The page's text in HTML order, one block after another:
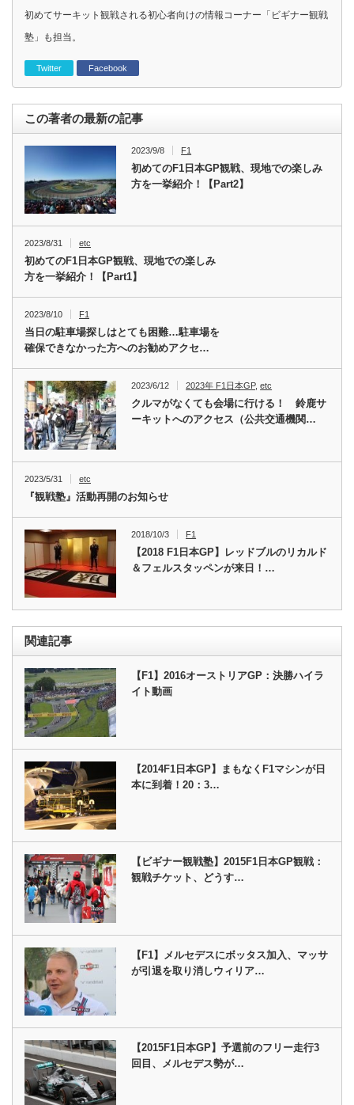
初めてサーキット観戦される初心者向けの情報コーナー「ビギナー観戦
塾」も担当。
Twitter Facebook
この著者の最新の記事
2023/9/8 F1
初めてのF1日本GP観戦、現地での楽しみ
方を一挙紹介！【Part2】
2023/8/31 etc
初めてのF1日本GP観戦、現地での楽しみ
方を一挙紹介！【Part1】
2023/8/10 F1
当日の駐車場探しはとても困難…駐車場を
確保できなかった方へのお勧めアクセ…
2023/6/12 2023年 F1日本GP,etc
クルマがなくても会場に行ける！ 鈴鹿サ
ーキットへのアクセス（公共交通機関…
2023/5/31 etc
『観戦塾』活動再開のお知らせ
2018/10/3 F1
【2018 F1日本GP】レッドブルのリカルド
＆フェルスタッペンが来日！…
関連記事
【F1】2016オーストリアGP：決勝ハイラ
イト動画
【2014F1日本GP】まもなくF1マシンが日
本に到着！20：3…
【ビギナー観戦塾】2015F1日本GP観戦：
観戦チケット、どうす…
【F1】メルセデスにボッタス加入、マッサ
が引退を取り消しウィリア…
【2015F1日本GP】予選前のフリー走行3
回目、メルセデス勢が…